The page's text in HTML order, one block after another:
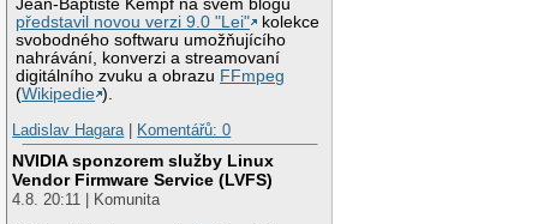
Jean-Baptiste Kempf na svém blogu
představil novou verzi 9.0 "Lei"
kolekce
svobodného softwaru umožňujícího
nahrávání, konverzi a streamovaní
digitálního zvuku a obrazu FFmpeg
(Wikipedie ).
Ladislav Hagara
Komentářů: 0
NVIDIA sponzorem služby Linux
Vendor Firmware Service (LVFS)
4.8. 20:11 | Komunita